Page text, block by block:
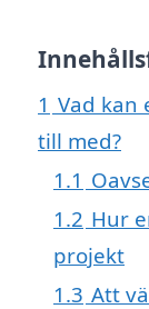
1 Vad kan
till med?
1.1
1.2 Hur
projekt
1.3 Att